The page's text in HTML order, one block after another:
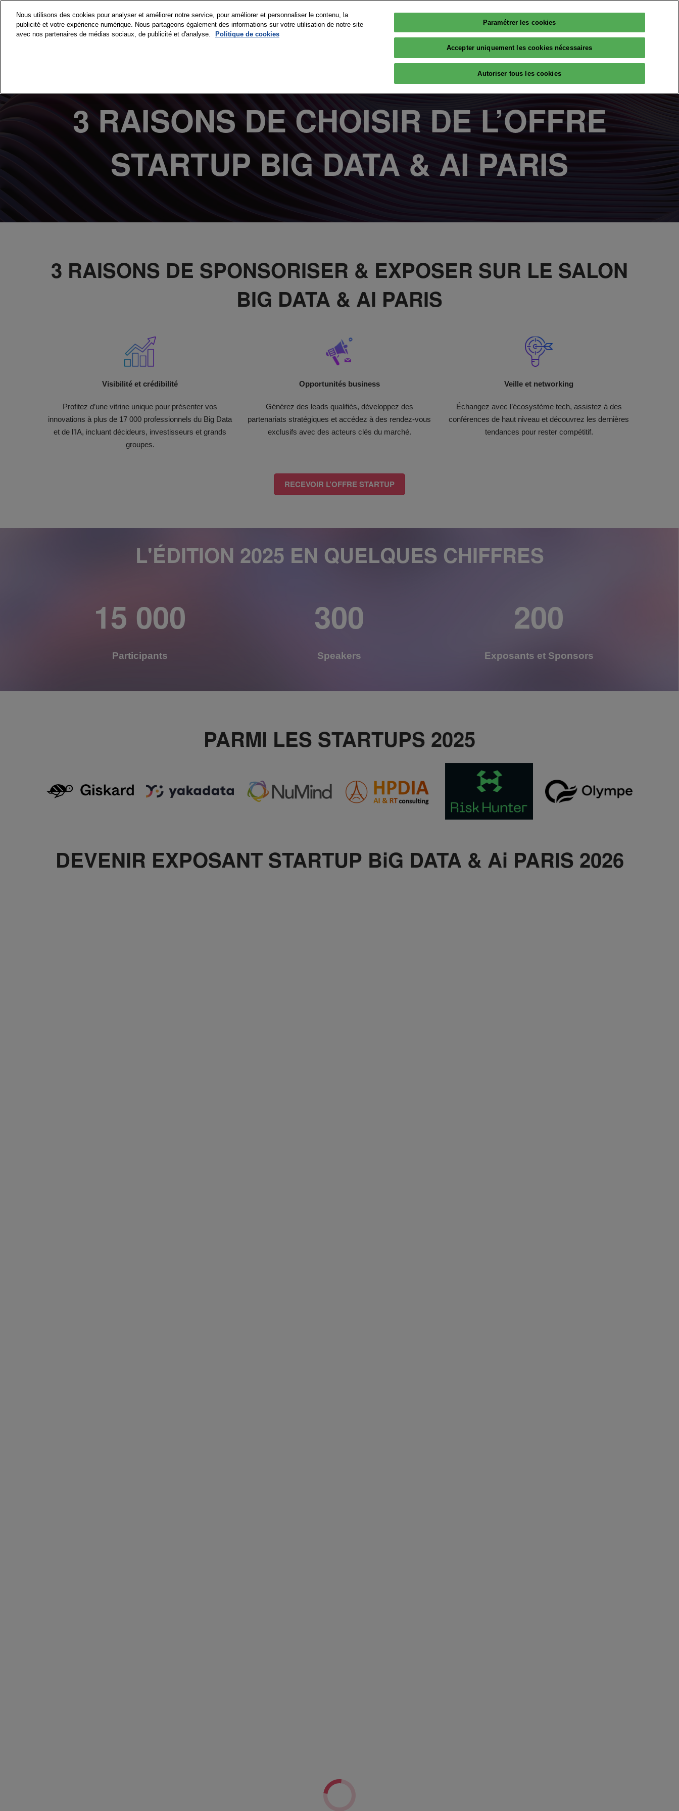
au
contenu
15 et 16 septembre 2026
Français
Français
English
PARTICIPER
Accréditations Presse &
Médias
Conférences
Workshops & Startup
Pitches
Devenir Sponsor ou
Exposant
Village Advanced Computing
Espace exposant
FAQ
Nos Engagements
Plus d'opportunités - Colleqt
RESSOURCES
The Big Data & AI Insiders
3 RAISONS DE CHOISIR DE L’OFFRE
STARTUP BIG DATA & AI PARIS​
3 RAISONS DE SPONSORISER & EXPOSER SUR LE SALON
BIG DATA & AI PARIS
Visibilité et crédibilité​
Profitez d’une vitrine unique pour présenter vos
innovations à plus de 17 000 professionnels du Big Data
et de l’IA, incluant décideurs, investisseurs et grands
groupes.​
Opportunités business​
Générez des leads qualifiés, développez des
partenariats stratégiques et accédez à des rendez-vous
exclusifs avec des acteurs clés du marché.​
Veille et networking​
Échangez avec l’écosystème tech, assistez à des
conférences de haut niveau et découvrez les dernières
tendances pour rester compétitif.​
RECEVOIR L’OFFRE STARTUP​
L'ÉDITION 2025 EN QUELQUES CHIFFRES
15 000
Participants
300
Speakers
200
Exposants et Sponsors
PARMI LES STARTUPS 2025
DEVENIR EXPOSANT STARTUP BiG DATA & Ai PARIS 2026
Nous utilisons des cookies pour analyser et améliorer notre service, pour améliorer et personnaliser le contenu, la
publicité et votre expérience numérique. Nous partageons également des informations sur votre utilisation de notre site
avec nos partenaires de médias sociaux, de publicité et d'analyse.
Politique de cookies
Paramétrer les cookies
Accepter uniquement les cookies nécessaires
Autoriser tous les cookies